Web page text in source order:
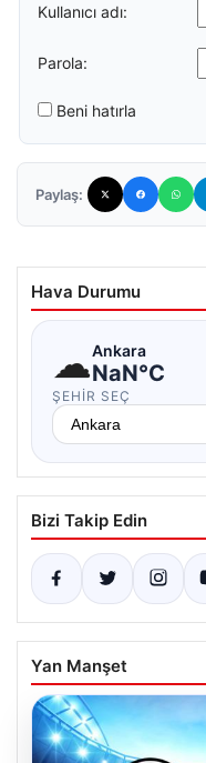
Kullanıcı adı:
Parola:
Beni hatırla
Paylaş:
Hava Durumu
☁Ankara
NaN°C
ŞEHIR SEÇ
Bizi Takip Edin
Yan Manşet